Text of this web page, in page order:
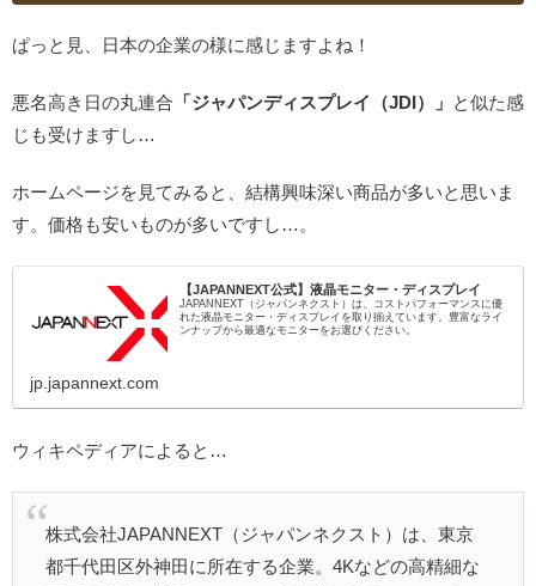
ぱっと見、日本の企業の様に感じますよね！
悪名高き日の丸連合 「ジャパンディスプレイ（JDI）」 と似た感
じも受けますし…
ホームページを見てみると、結構興味深い商品が多いと思いま
す。価格も安いものが多いですし…。
【JAPANNEXT公式】液晶モニター・ディスプレイ
JAPANNEXT（ジャパンネクスト）は、コストパフォーマンスに優
れた液晶モニター・ディスプレイを取り揃えています。豊富なライ
ンナップから最適なモニターをお選びください。
jp.japannext.com
ウィキペディアによると…
株式会社JAPANNEXT（ジャパンネクスト）は、東京
都千代田区外神田に所在する企業。4Kなどの高精細な